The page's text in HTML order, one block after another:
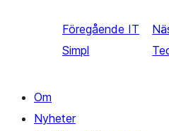
Föregående IT
Simpl
Om
Nyheter